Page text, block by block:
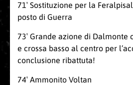
71′ Sostituzione per la
posto di Guerra
73′ Grande azione di Dalmonte
e crossa basso al centro per
conclusione ribattuta!
74′ Ammonito Voltan